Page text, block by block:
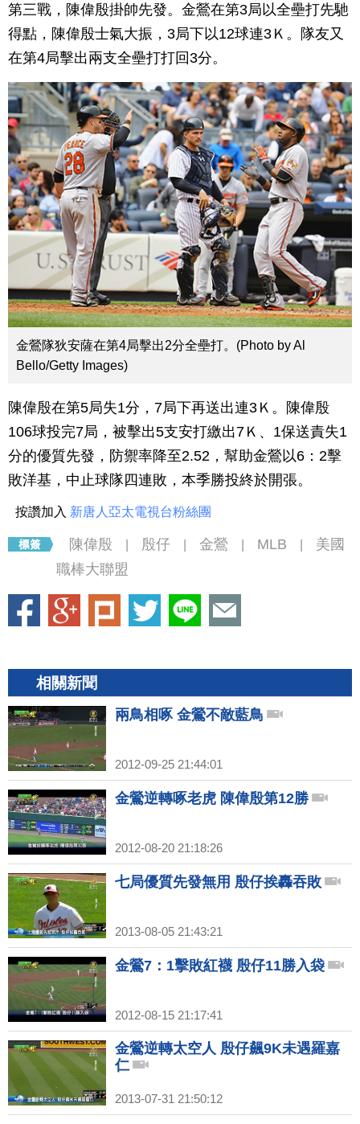
第三戰，陳偉殷掛帥先發。金鶯在第3局以全壘打先馳
得點，陳偉殷士氣大振，3局下以12球連3Ｋ。隊友又
在第4局擊出兩支全壘打打回3分。
金鶯隊狄安薩在第4局擊出2分全壘打。(Photo by Al
Bello/Getty Images)
陳偉殷在第5局失1分，7局下再送出連3Ｋ。陳偉殷
106球投完7局，被擊出5支安打繳出7Ｋ、1保送責失1
分的優質先發，防禦率降至2.52，幫助金鶯以6：2擊
敗洋基，中止球隊四連敗，本季勝投終於開張。
按讚加入 新唐人亞太電視台粉絲團
陳偉殷 殷仔 金鶯 MLB
美國
職棒大聯盟
相關新聞
兩鳥相啄 金鶯不敵藍鳥
2012-09-25 21:44:01
金鶯逆轉啄老虎 陳偉殷第12勝
2012-08-20 21:18:26
七局優質先發無用 殷仔挨轟吞敗
2013-08-05 21:43:21
金鶯7：1擊敗紅襪 殷仔11勝入袋
2012-08-15 21:17:41
金鶯逆轉太空人 殷仔飆9K未遇羅嘉
仁
2013-07-31 21:50:12